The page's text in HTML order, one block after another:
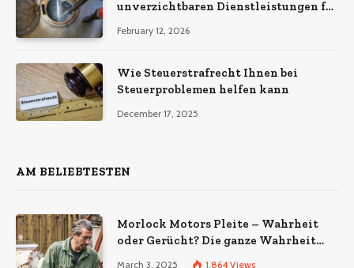
unverzichtbaren Dienstleistungen für
Gewerbeimmobilie
February 12, 2026
Wie Steuerstrafrecht Ihnen bei
Steuerproblemen helfen kann
December 17, 2025
AM BELIEBTESTEN
Morlock Motors Pleite – Wahrheit
oder Gerücht? Die ganze Wahrheit
über das Unternehmen
March 3, 2025 1,864 Views